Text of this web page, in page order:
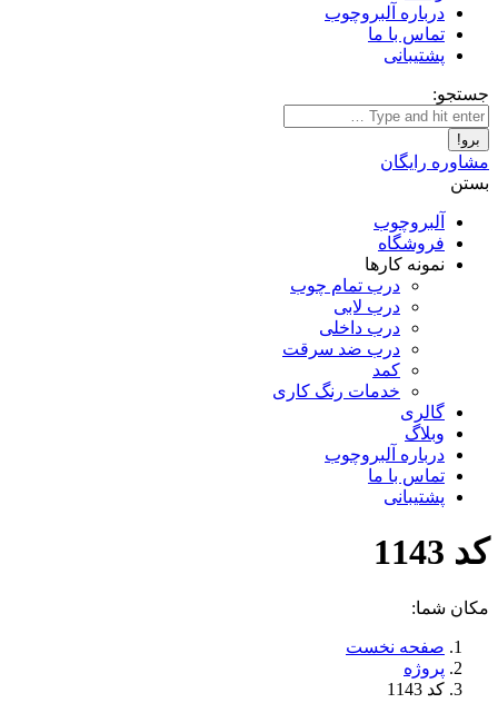
درباره آلبروچوب
تماس با ما
پشتیبانی
جستجو:
مشاوره رایگان
بستن
آلبروچوب
فروشگاه
نمونه کارها
درب تمام چوب
درب لابی
درب داخلی
درب ضد سرقت
کمد
خدمات رنگ کاری
گالری
وبلاگ
درباره آلبروچوب
تماس با ما
پشتیبانی
کد 1143
مکان شما:
صفحه نخست
پروژه
کد 1143